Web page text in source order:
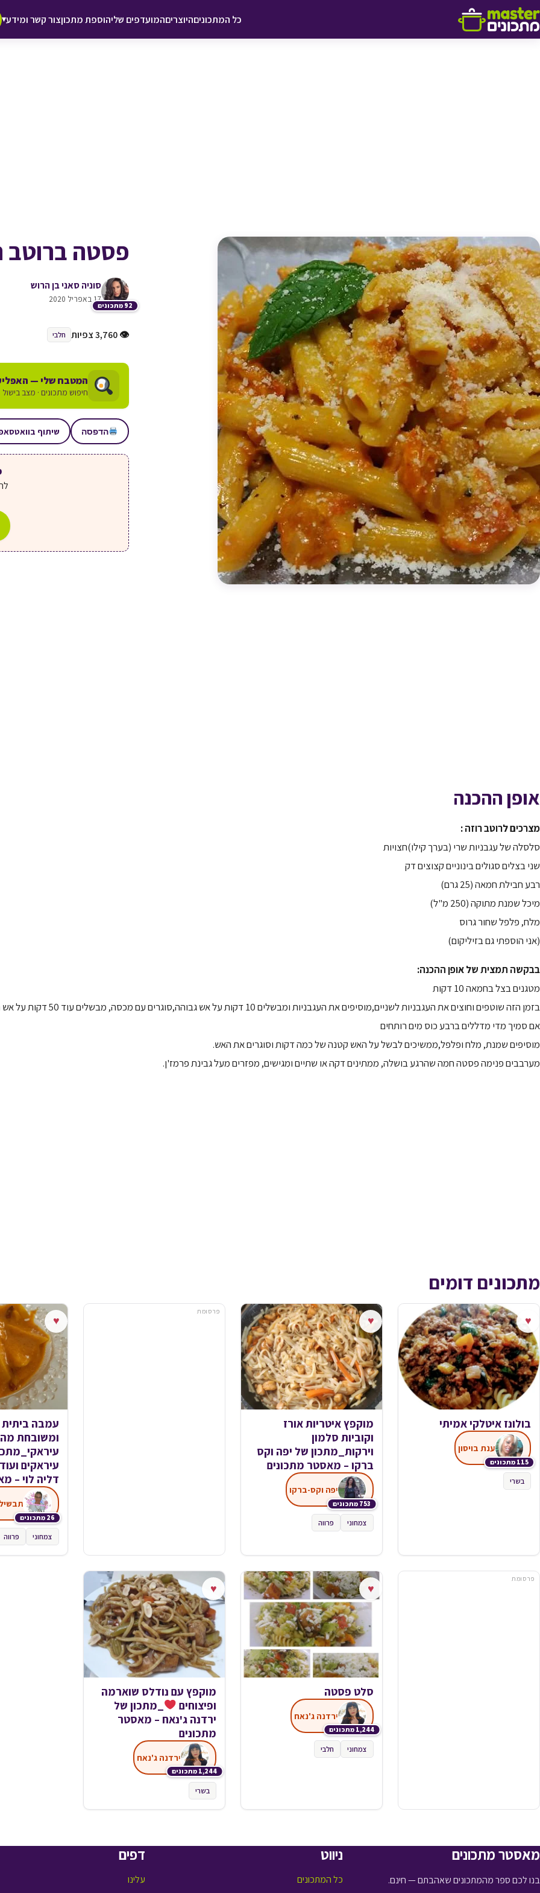
דלג לתוכן
כל המתכוניםהיוצריםהמועדפים שליהוספת מתכוןצור קשר ומידע▾
פסטה ברוטב
92 מתכונים
סוניה סאני בן הרוש
17 באפריל 2020
♥ הוספה
👁 3,760 צפיות חלבי
המטבח שלי —
חיפוש מתכונים · מצב
הדפסה שיתוף
אופן ההכנה
מצרכים לרוטב רוזה :
סלסלה של עגבניות שרי (בערך קילו)חצויות
שני בצלים סגולים בינוניים קצוצים דק
רבע חבילת חמאה (25 גרם)
מיכל שמנת מתוקה (250 מ"ל)
מלח, פלפל שחור גרוס
(אני הוספתי גם בזיליקום)
בבקשה תמצית של אופן ההכנה:
מטגנים בצל בחמאה 10 דקות
בזמן הזה שוטפים וחוצים את העגבניות לשניים,מוסיפים את העגבניות ומבשלים 10 דקות על אש גבוהה,סוגרים עם מכסה, מבשלים עוד 50 דקות על אש נמוכה ומערבבים מדי 10 דקות.
אם סמיך מדי מדללים ברבע כוס מים רותחים
מוסיפים שמנת, מלח ופלפל,ממשיכים לבשל על האש קטנה של כמה דקות וסוגרים את האש.
מערבבים פנימה פסטה חמה שהרגע בושלה, ממתינים דקה או שתיים ומגישים, מפזרים מעל גבינת פרמז'ן.
מתכונים דומים
♥
בולונז איטלקי אמיתי
115 מתכונים
ענת בויסון
בשרי
♥
מוקפץ איטריות אורז
וקוביות סלמון
וירקות_מתכון של יפה וקס
ברקו – מאסטר מתכונים
753 מתכונים
יפה וקס-ברקו
צמחוני פרווה
פרסומת
♥
עמבה
ומשובחת
עיראקים
דליה לוי –
26 מתכונים
צמחוני פרווה
פרסומת
♥
סלט פסטה
1,244 מתכונים
ירדנה ג'נאח
צמחוני חלבי
♥
מוקפץ עם נודלס שוארמה
ופיצוחים
_מתכון של
ירדנה ג'נאח – מאסטר
מתכונים
1,244 מתכונים
ירדנה ג'נאח
בשרי
מאסטר מתכונים
בנו לכם ספר מהמתכונים שאהבתם — חינם.
ניווט
כל המתכונים
דפים
עלינו